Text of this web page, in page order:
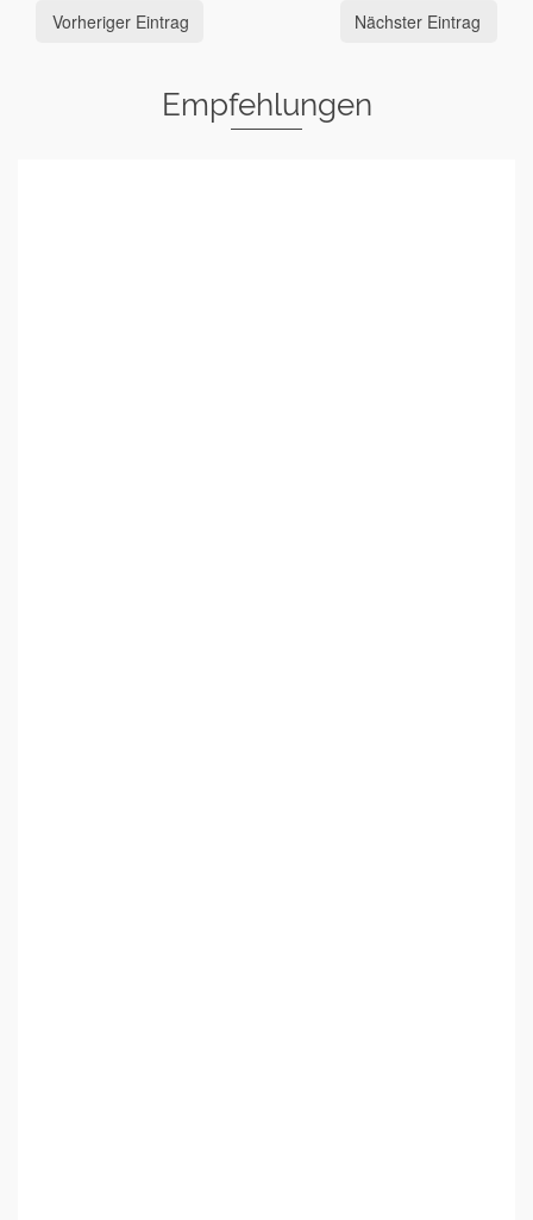
Vorheriger Eintrag Nächster Eintrag
Empfehlungen